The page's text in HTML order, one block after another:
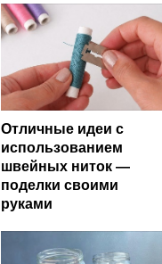
Отличные идеи с
использованием
швейных ниток —
поделки своими
руками